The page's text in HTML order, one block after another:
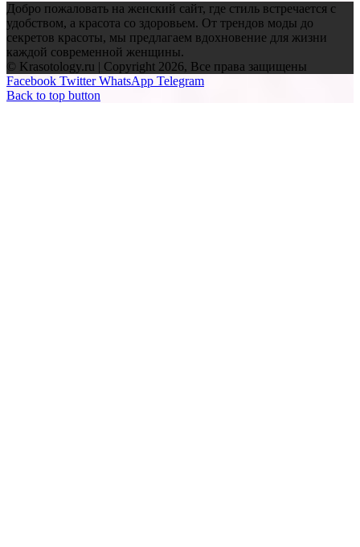
Добро пожаловать на женский сайт, где стиль встречается с
удобством, а красота со здоровьем. От трендов моды до
секретов красоты, мы предлагаем вдохновение для жизни
каждой современной женщины.
© Krasotology.ru | Copyright 2026, Все права защищены
Facebook Twitter WhatsApp Telegram
Back to top button